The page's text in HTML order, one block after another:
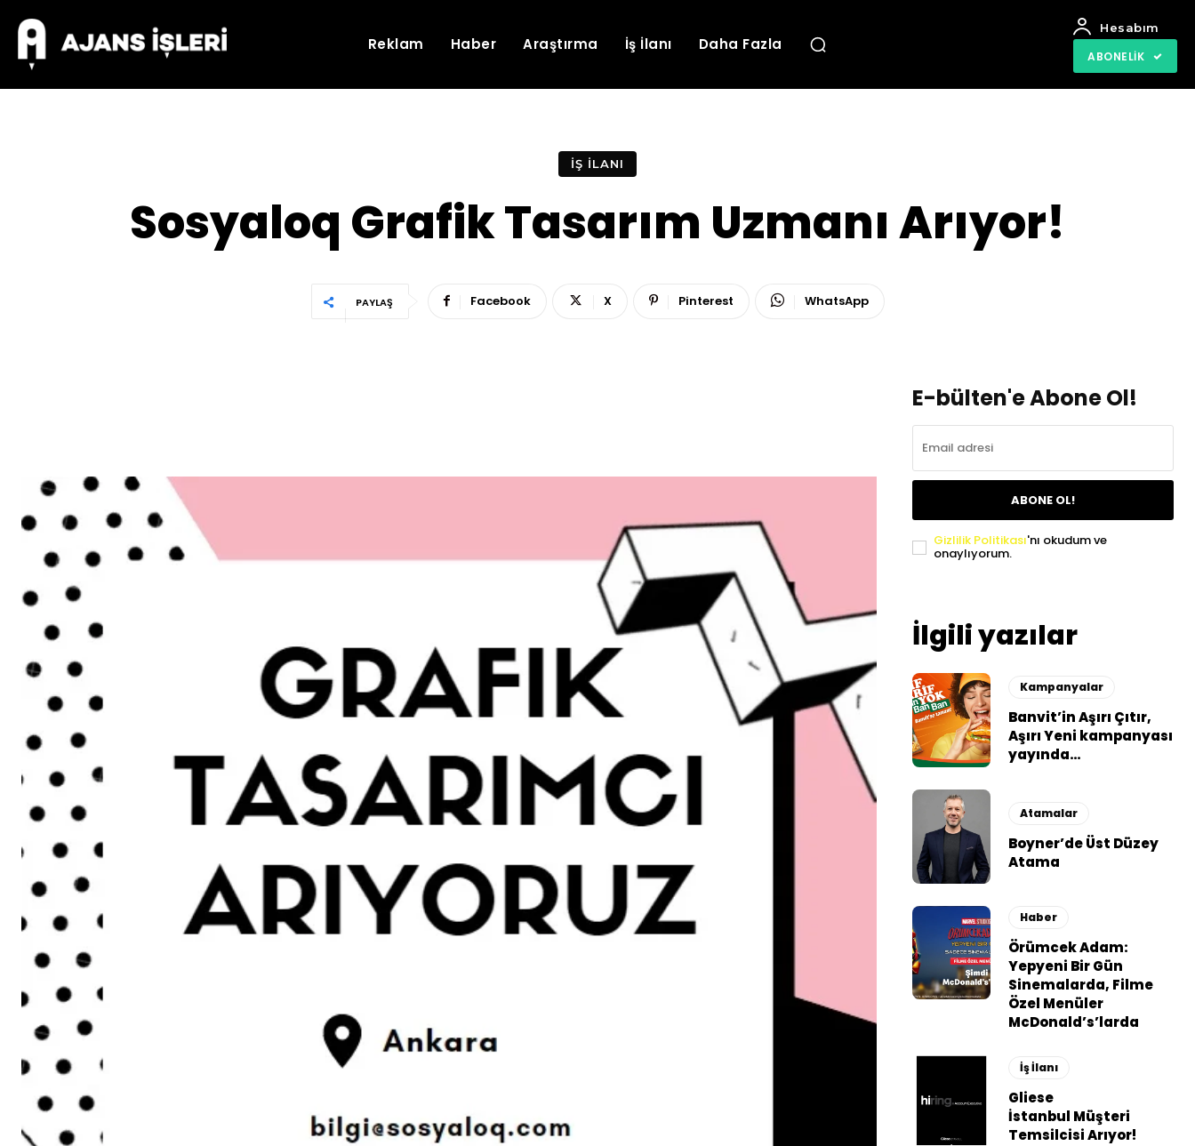
Reklam Haber Araştırma İş İlanı Daha Fazla
Hesabım
ABONELIK
İŞ İLANI
Sosyaloq Grafik Tasarım Uzmanı Arıyor!
PAYLAŞ Facebook X Pinterest WhatsApp
E-bülten'e Abone Ol!
ABONE OL!
Gizlilik Politikası'nı okudum ve
onaylıyorum.
İlgili yazılar
Kampanyalar
Banvit’in Aşırı Çıtır,
Aşırı Yeni kampanyası
yayında…
Atamalar
Boyner’de Üst Düzey
Atama
Haber
Örümcek Adam:
Yepyeni Bir Gün
Sinemalarda, Filme
Özel Menüler
McDonald’s’larda
İş İlanı
Gliese
İstanbul Müşteri
Temsilcisi Arıyor!